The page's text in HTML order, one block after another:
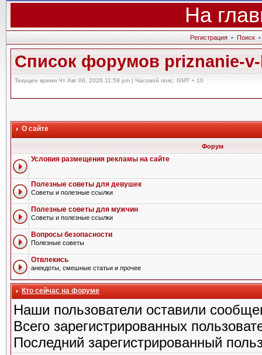
На
Регистрация • Поиск •
Список форумов priznanie-
Текущее время Чт Авг 06, 2026 11:59 pm | Часовой пояс: GMT + 10
О сайте
Форум
Условия размещения рекламы на сайте
Полезные советы для девушек
Советы и полезные ссылки
Полезные советы для мужчин
Советы и полезные ссылки
Вопросы безопасности
Полезные советы
Отвлекись
анекдоты, смешные статьи и прочее
Кто сейчас на форуме
Наши пользователи оставили
Всего зарегистрированных
Последний зарегистрированный